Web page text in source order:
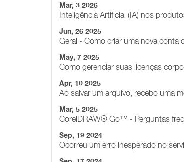
Mar, 3 2026
Inteligência Artificial (IA) nos
Jun, 26 2025
Geral - Como criar uma nova conta
May, 7 2025
Como gerenciar suas licenças
Apr, 10 2025
Ao salvar um arquivo, recebo uma
Mar, 5 2025
CorelDRAW® Go™ - Perguntas
Sep, 19 2024
Ocorreu um erro inesperado no